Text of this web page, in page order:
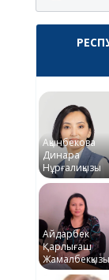
Ақынбекова
Динара
Нұрғалиқызы
Айдарбек
Қарлығаш
Жамалбекқызы